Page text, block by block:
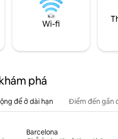
Wi-fi
phá
để ở dài hạn Điểm đến gần
Barcelona